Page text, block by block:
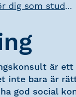
dig som studerar
är
inte bara är
god social